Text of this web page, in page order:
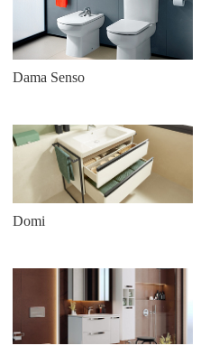
Dama Senso
Domi